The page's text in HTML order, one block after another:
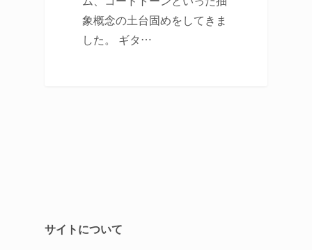
象概念の土台固めをしてきま
した。 ギタ…
サイトについて